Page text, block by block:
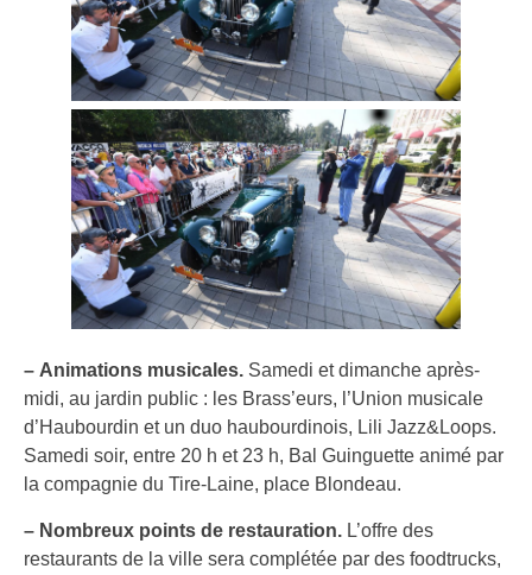
– Animations musicales. Samedi et dimanche après-
midi, au jardin public : les Brass’eurs, l’Union musicale
d’Haubourdin et un duo haubourdinois, Lili Jazz&Loops.
Samedi soir, entre 20 h et 23 h, Bal Guinguette animé par
la compagnie du Tire-Laine, place Blondeau.
– Nombreux points de restauration. L’offre des
restaurants de la ville sera complétée par des foodtrucks,